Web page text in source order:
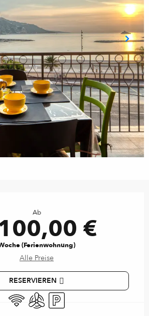
Ab
€
(Ferienwohnung)
Alle Preise
RESERVIEREN
Wi-Fi Klimaanlage
Parkplatz